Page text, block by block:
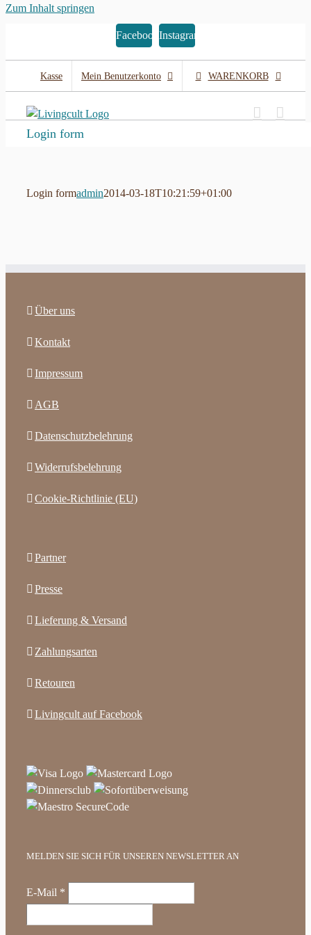
Zum Inhalt springen
Facebook Instagram
Kasse Mein Benutzerkonto WARENKORB
Login form
Login formadmin2014-03-18T10:21:59+01:00
Über uns
Kontakt
Impressum
AGB
Datenschutzbelehrung
Widerrufsbelehrung
Cookie-Richtlinie (EU)
Partner
Presse
Lieferung & Versand
Zahlungsarten
Retouren
Livingcult auf Facebook
MELDEN SIE SICH FÜR UNSEREN NEWSLETTER AN
E-Mail *